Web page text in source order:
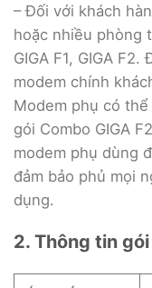
– Đối với khách
hoặc nhiều phòng
GIGA F1, GIGA
modem chính
Modem phụ có
gói Combo GIGA
modem phụ dùng
đảm bảo phủ mọi
dụng.
2. Thông tin